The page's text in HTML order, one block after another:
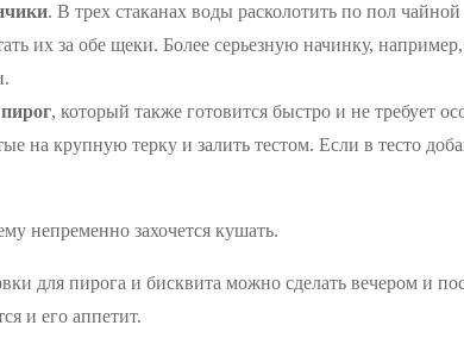
. В трех стаканах воды расколотить по пол
их за обе щеки. Более серьезную начинку,
, который также готовится быстро и не требует
на крупную терку и залить тестом. Если в тесто
непременно захочется кушать.
для пирога и бисквита можно сделать вечером и
и его аппетит.